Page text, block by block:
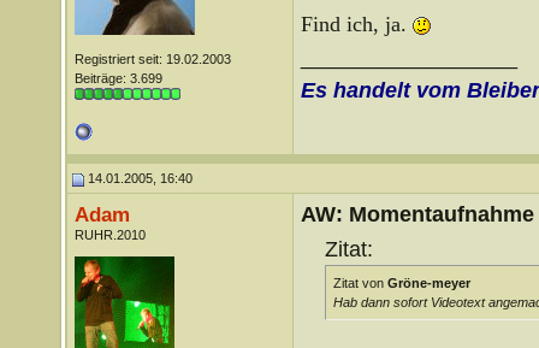
Registriert seit: 19.02.2003
Beiträge: 3.699
Find ich, ja.
Es handelt vom
14.01.2005, 16:40
Adam
RUHR.2010
AW: Momentaufnahme
Zitat:
Zitat von Gröne-meyer
Hab dann sofort Videotext